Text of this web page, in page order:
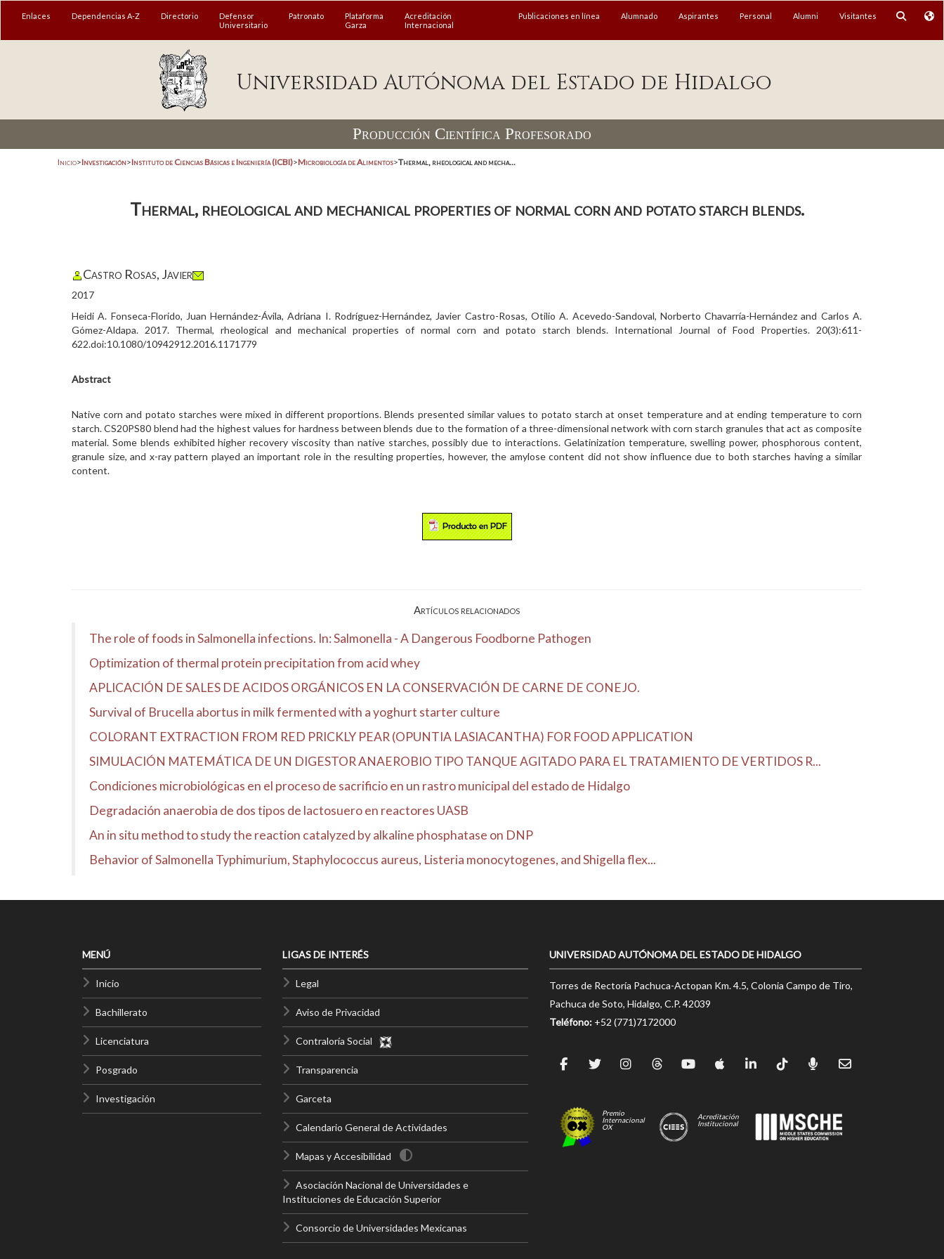
Enlaces Dependencias A-Z Directorio
Defensor
Universitario
Patronato
Plataforma
Garza
Acreditación
Internacional
Publicaciones en línea Alumnado Aspirantes Personal Alumni Visitantes
Universidad Autónoma del Estado de Hidalgo
Producción Científica Profesorado
Inicio>Investigación>Instituto de Ciencias Básicas e Ingeniería (ICBI)>Microbiología de Alimentos>Thermal, rheological and mecha...
Thermal, rheological and mechanical properties of normal corn and potato starch blends.
Castro Rosas, Javier
2017
Heidi A. Fonseca-Florido, Juan Hernández-Ávila, Adriana I. Rodríguez-Hernández, Javier Castro-Rosas, Otilio A. Acevedo-Sandoval, Norberto Chavarría-Hernández and Carlos A.
Gómez-Aldapa. 2017. Thermal, rheological and mechanical properties of normal corn and potato starch blends. International Journal of Food Properties. 20(3):611-
622.doi:10.1080/10942912.2016.1171779
Abstract
Native corn and potato starches were mixed in different proportions. Blends presented similar values to potato starch at onset temperature and at ending temperature to corn
starch. CS20PS80 blend had the highest values for hardness between blends due to the formation of a three-dimensional network with corn starch granules that act as composite
material. Some blends exhibited higher recovery viscosity than native starches, possibly due to interactions. Gelatinization temperature, swelling power, phosphorous content,
granule size, and x-ray pattern played an important role in the resulting properties, however, the amylose content did not show influence due to both starches having a similar
content.
Artículos relacionados
The role of foods in Salmonella infections. In: Salmonella - A Dangerous Foodborne Pathogen
Optimization of thermal protein precipitation from acid whey
APLICACIÓN DE SALES DE ACIDOS ORGÁNICOS EN LA CONSERVACIÓN DE CARNE DE CONEJO.
Survival of Brucella abortus in milk fermented with a yoghurt starter culture
COLORANT EXTRACTION FROM RED PRICKLY PEAR (OPUNTIA LASIACANTHA) FOR FOOD APPLICATION
SIMULACIÓN MATEMÁTICA DE UN DIGESTOR ANAEROBIO TIPO TANQUE AGITADO PARA EL TRATAMIENTO DE VERTIDOS R...
Condiciones microbiológicas en el proceso de sacrificio en un rastro municipal del estado de Hidalgo
Degradación anaerobia de dos tipos de lactosuero en reactores UASB
An in situ method to study the reaction catalyzed by alkaline phosphatase on DNP
Behavior of Salmonella Typhimurium, Staphylococcus aureus, Listeria monocytogenes, and Shigella flex...
MENÚ
Inicio
Bachillerato
Licenciatura
Posgrado
Investigación
LIGAS DE INTERÉS
Legal
Aviso de Privacidad
Contraloría Social
Transparencia
Garceta
Calendario General de Actividades
Mapas y Accesibilidad
Asociación Nacional de Universidades e
Instituciones de Educación Superior
Consorcio de Universidades Mexicanas
UNIVERSIDAD AUTÓNOMA DEL ESTADO DE HIDALGO
Torres de Rectoría Pachuca-Actopan Km. 4.5, Colonia Campo de Tiro,
Pachuca de Soto, Hidalgo, C.P. 42039
Teléfono: +52 (771)7172000
Premio
Internacional
OX
Acreditación
Institucional